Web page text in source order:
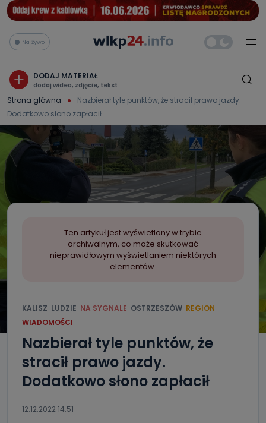
Na żywo
DODAJ MATERIAŁ
dodaj wideo, zdjęcie, tekst
Strona główna
Nazbierał tyle punktów, że stracił prawo jazdy.
Dodatkowo słono zapłacił
Ten artykuł jest wyświetlany w trybie
archiwalnym, co może skutkować
nieprawidłowym wyświetlaniem niektórych
elementów.
KALISZ LUDZIE NA SYGNALE OSTRZESZÓW REGION
WIADOMOŚCI
Nazbierał tyle punktów, że
stracił prawo jazdy.
Dodatkowo słono zapłacił
12.12.2022 14:51